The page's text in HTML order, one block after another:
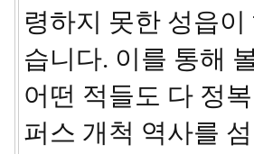
령하지 못한 성읍
습니다. 이를 통해
어떤 적들도 다 정
퍼스 개척 역사를